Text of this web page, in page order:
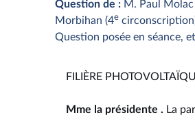
Question de : M. Paul Molac
Morbihan (4e
Question posée en séance,
FILIÈRE
Mme la présidente . La